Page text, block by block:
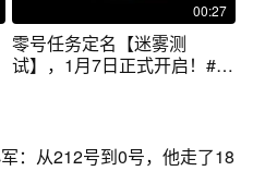
00:27
零号任务定名【迷雾测
试】，1月7日正式开启！#零
：从212号到0号，他走了18